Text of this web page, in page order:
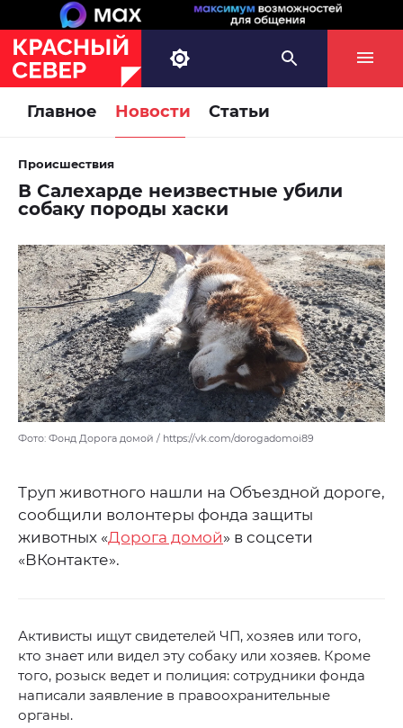
Главное Новости Статьи
Происшествия
В Салехарде неизвестные убили
собаку породы хаски
Фото: Фонд Дорога домой / https://vk.com/dorogadomoi89
Труп животного нашли на Объездной дороге,
сообщили волонтеры фонда защиты
животных «Дорога домой» в соцсети
«ВКонтакте».
Активисты ищут свидетелей ЧП, хозяев или того,
кто знает или видел эту собаку или хозяев. Кроме
того, розыск ведет и полиция: сотрудники фонда
написали заявление в правоохранительные
органы.